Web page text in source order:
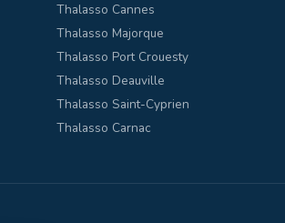
Thalasso Cannes
Thalasso Majorque
Thalasso Port Crouesty
Thalasso Deauville
Thalasso Saint-Cyprien
Thalasso Carnac